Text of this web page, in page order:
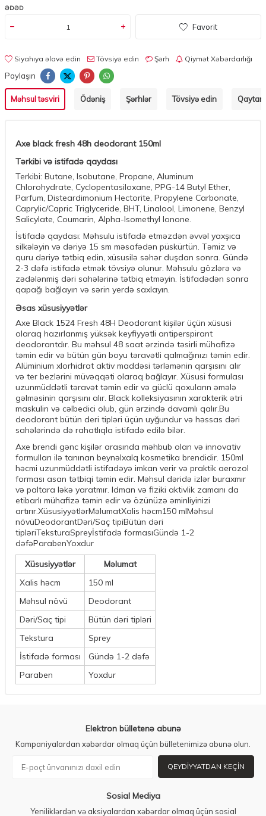
ƏDƏD
Favorit
Siyahıya əlavə edin Tövsiyə edin Şərh Qiymət Xəbərdarlığı
Paylaşın
Məhsul təsviri Ödəniş Şərhlər Tövsiyə edin
Axe black fresh 48h deodorant 150ml
Tərkibi və istifadə qaydası
Terkibi: Butane, Isobutane, Propane, Aluminum
Chlorohydrate, Cyclopentasiloxane, PPG-14 Butyl Ether,
Parfum, Disteardimonium Hectorite, Propylene Carbonate,
Caprylic/Capric Triglyceride, BHT, Linalool, Limonene, Benzyl
Salicylate, Coumarin, Alpha-Isomethyl Ionone.
İstifadə qaydası: Məhsulu istifadə etməzdən əvvəl yaxşıca
silkələyin və dəriyə 15 sm məsafədən püskürtün. Təmiz və
quru dəriyə tətbiq edin, xüsusilə səhər duşdan sonra. Gündə
2-3 dəfə istifadə etmək tövsiyə olunur. Məhsulu gözlərə və
zədələnmiş dəri sahələrinə tətbiq etməyin. İstifadədən sonra
qapağı bağlayın və sərin yerdə saxlayın.
Əsas xüsusiyyətlər
Axe Black 1524 Fresh 48H Deodorant kişilər üçün xüsusi
olaraq hazırlanmış yüksək keyfiyyətli antiperspirant
deodorantdır. Bu məhsul 48 saat ərzində təsirli mühafizə
təmin edir və bütün gün boyu təravətli qalmağınızı təmin edir.
Alüminium xlorhidrat aktiv maddəsi tərləmənin qarşısını alır
və ter bezlərini müvəqqəti olaraq bağlayır. Xüsusi formulası
uzunmüddətli təravət təmin edir və güclü qoxuların əmələ
gəlməsinin qarşısını alır. Black kolleksiyasının xarakterik ətri
maskulin və cəlbedici olub, gün ərzində davamlı qalır.Bu
deodorant bütün deri tipləri üçün uyğundur və həssas dəri
sahələrində də rahatlıqla istifadə edilə bilər.
Axe brendi gənc kişilər arasında məhbub olan və innovativ
formulları ilə tanınan beynəlxalq kosmetika brendidir. 150ml
həcmi uzunmüddətli istifadəyə imkan verir və praktik aerozol
forması asan tətbiqi təmin edir. Məhsul dəridə izlər buraxmır
və paltara ləkə yaratmır. Idman və fiziki aktivlik zamanı da
etibarlı mühafizə təmin edir və özünüzə əminliyinizi
artırır.XüsusiyyətlərMəlumatXalis həcm150 mlMəhsul
növüDeodorantDəri/Saç tipiBütün dəri
tipləriTeksturaSpreyİstifadə formasıGündə 1-2
dəfəParabenYoxdur
Xüsusiyyətlər
Məlumat
Xalis həcm
150 ml
Məhsul növü
Deodorant
Dəri/Saç tipi
Bütün dəri tipləri
Tekstura
Sprey
İstifadə forması
Gündə 1-2 dəfə
Paraben
Yoxdur
Elektron bülletenə abunə
Kampaniyalardan xəbərdar olmaq üçün bülletenimizə abunə olun.
QEYDIYYATDAN KEÇIN
Sosial Mediya
Yeniliklərdən və aksiyalardan xəbərdar olmaq üçün sosial